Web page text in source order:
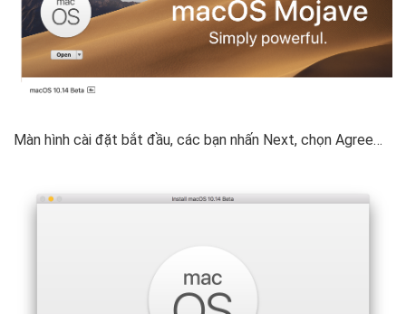
Màn hình cài đặt bắt đầu, các bạn nhấn Next, chọn Agree…